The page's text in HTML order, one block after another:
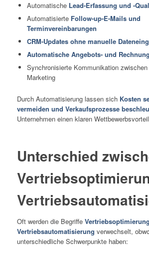
Automatische Lead-Erfassung und -
Automatisierte Follow-up-E-Mails und
Terminvereinbarungen
CRM-Updates ohne manuelle
Automatische Angebots- und
Synchronisierte Kommunikation zwischen
Marketing
Durch Automatisierung lassen sich Kosten
vermeiden und Verkaufsprozesse
Unternehmen einen klaren
Unterschied
Oft werden die Begriffe Vertriebsoptimierung
Vertriebsautomatisierung verwechselt,
unterschiedliche Schwerpunkte haben: